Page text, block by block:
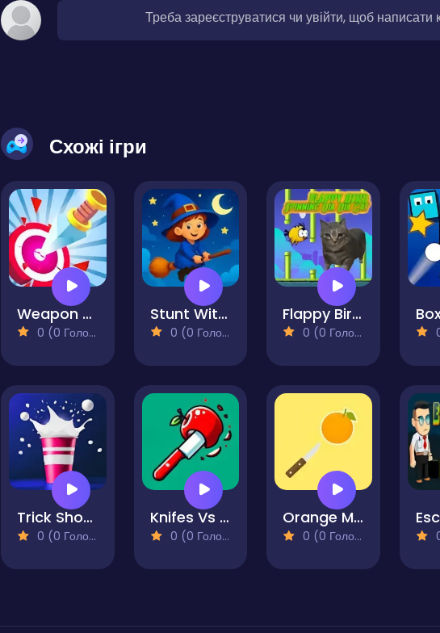
Треба зареєструватися чи увійти, щоб написати
Схожі ігри
Weapon Master
0 (0 Голосів)
Stunt Witch 2
0 (0 Голосів)
Flappy Bird Spinning Oia Oia Cat
0 (0 Голосів)
Trick Shot - World Challenge
0 (0 Голосів)
Knifes Vs Apples
0 (0 Голосів)
Orange Master
0 (0 Голосів)